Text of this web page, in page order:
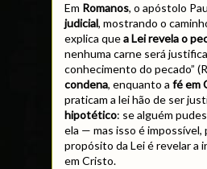
Em Romanos, o apóstolo
judicial, mostrando o
explica quea Lei revela o
nenhuma carne será
conhecimento do pecado”
condena, enquanto a fé em
praticam a lei hão de ser
hipotético: se alguém
ela — mas isso é impossível,
propósito da Lei é revelar a
em Cristo.